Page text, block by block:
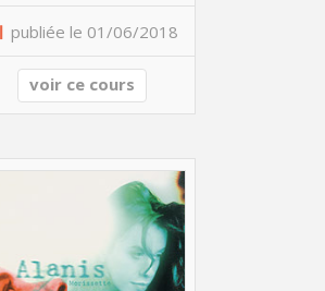
publiée le 01/06/2018
voir ce cours